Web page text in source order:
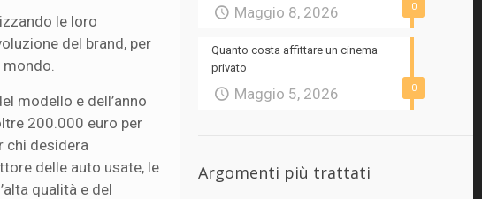
le loro
del brand, per
modello e dell’anno
200.000 euro per
chi desidera
delle auto usate, le
qualità e del
0
Maggio 8, 2026
0
Quanto costa affittare un cinema
privato
Maggio 5, 2026
Argomenti più trattati